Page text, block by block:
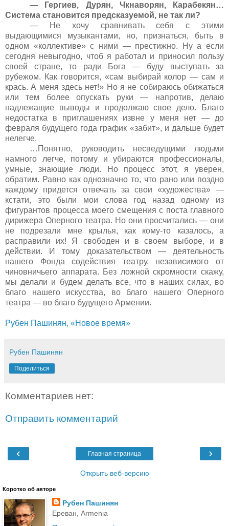
— Гергиев, Дурян, Чкнаворян, Карабекян…
Система становится предсказуемой, не так ли?
— Не хочу сравнивать себя с этими
выдающимися музыкантами, но, признаться, быть в
одном «коллективе» с ними — престижно. Ну а если
сегодня невыгодно, чтоб я работал и приносил пользу
своей стране, то ради Бога — буду выступать за
рубежом. Как говорится, «сам выбирай колор — сам и
крась. А меня здесь нет!» Но я не собираюсь обижаться
или тем более опускать руки — напротив, делаю
надлежащие выводы и продолжаю свое дело. Благо
недостатка в приглашениях извне у меня нет — до
февраля будущего года график «забит», и дальше будет
нелегче.
…Понятно, руководить несведущими людьми
намного легче, потому и убираются профессионалы,
умные, знающие люди. Но процесс этот, я уверен,
обратим. Равно как однозначно то, что рано или поздно
каждому придется отвечать за свои «художества» —
кстати, это были мои слова год назад одному из
фигурантов процесса моего смещения с поста главного
дирижера Оперного театра. Но они просчитались — они
не подрезали мне крылья, как кому-то казалось, а
расправили их! Я свободен и в своем выборе, и в
действии. И тому доказательством — деятельность
нашего Фонда содействия театру, независимого от
чиновничьего аппарата. Без ложной скромности скажу,
мы делали и будем делать все, что в наших силах, во
благо нашего искусства, во благо нашего Оперного
театра — во благо будущего Армении.
Рубен Пашинян, «Новое время»
Рубен Пашинян
Поделиться
Комментариев нет:
Отправить комментарий
‹ ›
Главная страница
Открыть веб-версию
Коротко об авторе
Рубен Пашинян
Ереван, Armenia